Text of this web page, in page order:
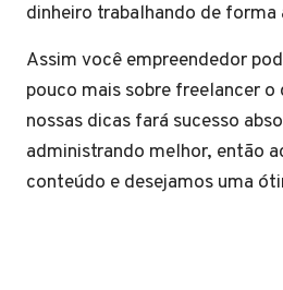
dinheiro trabalhando de
Assim você empreendedor
pouco mais sobre freelancer o
nossas dicas fará sucesso
administrando melhor, então
conteúdo e desejamos uma